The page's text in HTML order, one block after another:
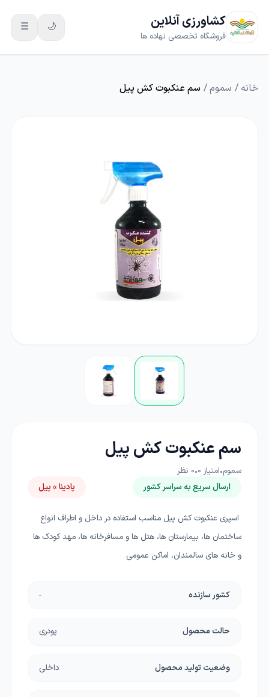
کشاورزی آنلاین
فروشگاه تخصصی نهاده ها
🌙
☰
خانه / سموم/ سم عنکبوت کش پیل
سم عنکبوت کش پیل
سموم•امتیاز 0
•
0 نظر
ارسال سریع به سراسر کشور
پادینا » پیل
اسپری عنکبوت کش پیل مناسب استفاده در داخل و اطراف انواع
ساختمان ها، بیمارستان ها، هتل ها و مسافرخانه ها، مهد کودک ها
و خانه های سالمندان، اماکن عمومی
کشور سازنده -
حالت محصول پودری
وضعیت تولید محصول داخلی